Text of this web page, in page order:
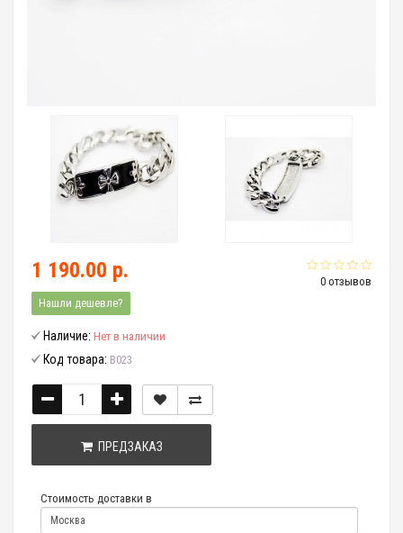
0 отзывов
1 190.00 р.
Нашли дешевле?
Наличие: Нет в наличии
Код товара: B023
ПРЕДЗАКАЗ
Стоимость доставки в